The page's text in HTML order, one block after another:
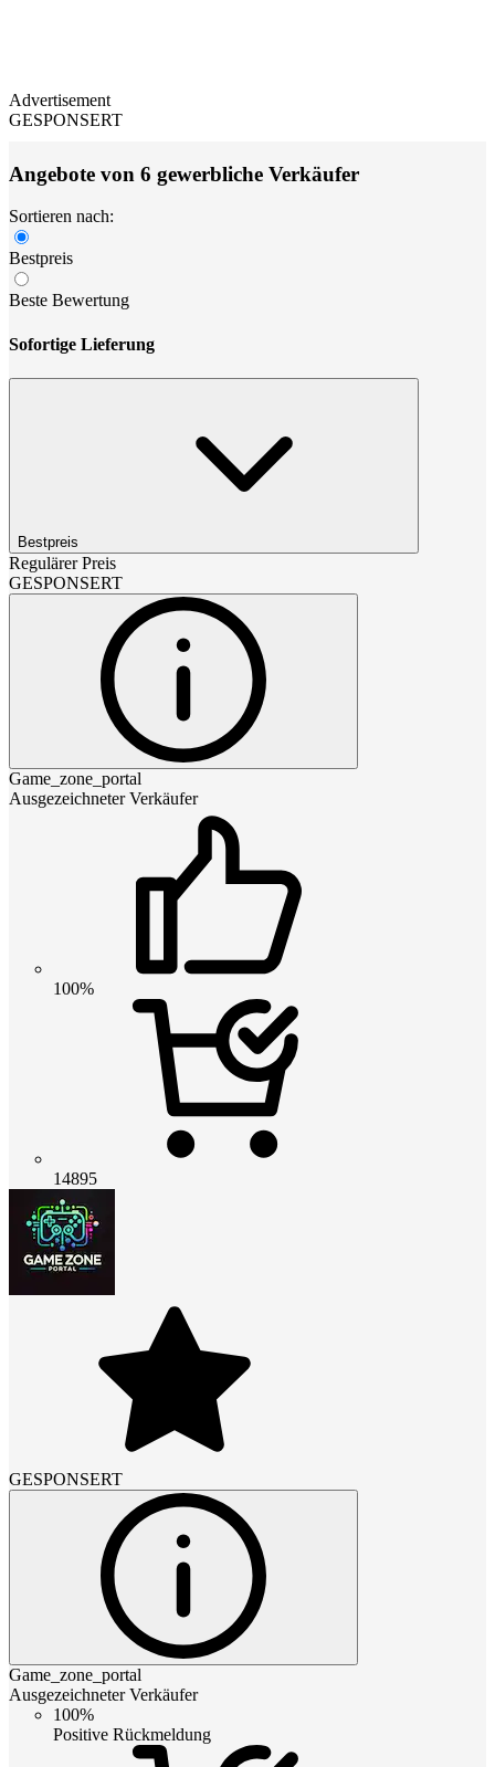
Advertisement
GESPONSERT
Angebote von 6 gewerbliche Verkäufer
Sortieren nach:
Bestpreis
Beste Bewertung
Sofortige Lieferung
Bestpreis
Regulärer Preis
GESPONSERT
Game_zone_portal
Ausgezeichneter Verkäufer
100%
14895
GESPONSERT
Game_zone_portal
Ausgezeichneter Verkäufer
100%
Positive Rückmeldung